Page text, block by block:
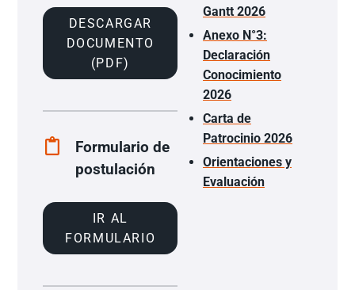
DESCARGAR
DOCUMENTO
(PDF)
Formulario de
postulación
IR AL
FORMULARIO
Gantt 2026
Anexo N°3:
Declaración
Conocimiento
2026
Carta de
Patrocinio 2026
Orientaciones y
Evaluación